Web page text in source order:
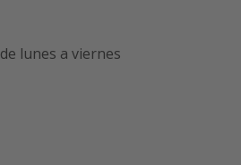
de lunes a viernes